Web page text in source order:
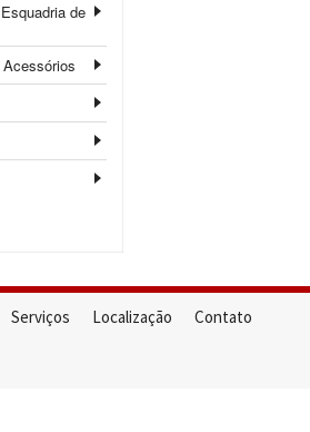
de
Serviços Localização Contato